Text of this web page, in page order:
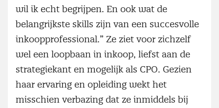
wil ik echt begrijpen. En ook wat de
belangrijkste skills zijn van een succesvolle
inkoopprofessional.” Ze ziet voor zichzelf
wel een loopbaan in inkoop, liefst aan de
strategiekant en mogelijk als CPO. Gezien
haar ervaring en opleiding wekt het
misschien verbazing dat ze inmiddels bij